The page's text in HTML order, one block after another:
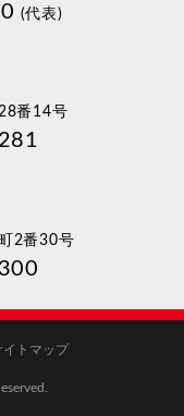
(代表)
番14号
2番30号
イトマップ